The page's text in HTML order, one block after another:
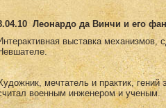
Леонардо да Винчи и его
выставка механизмов,
мечтатель и практик,
военным инженером и ученым.